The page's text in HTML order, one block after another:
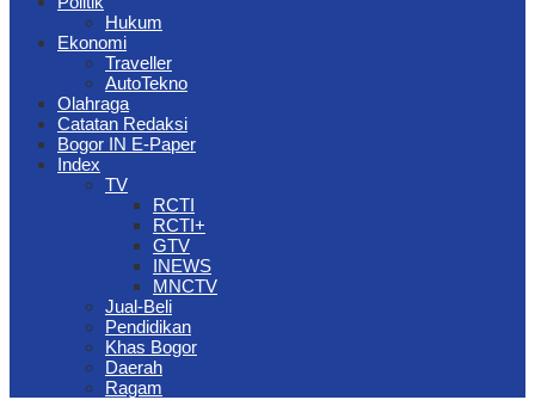
Hukum
Ekonomi
Traveller
AutoTekno
Olahraga
Catatan Redaksi
Bogor IN E-Paper
Index
TV
RCTI
RCTI+
GTV
INEWS
MNCTV
Jual-Beli
Pendidikan
Khas Bogor
Daerah
Ragam